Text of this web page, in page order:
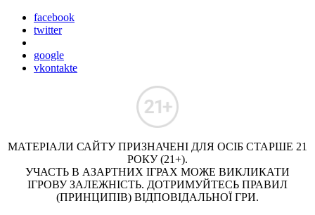
facebook
twitter
google
vkontakte
МАТЕРІАЛИ САЙТУ ПРИЗНАЧЕНІ ДЛЯ ОСІБ СТАРШЕ 21
РОКУ (21+).
УЧАСТЬ В АЗАРТНИХ ІГРАХ МОЖЕ ВИКЛИКАТИ
ІГРОВУ ЗАЛЕЖНІСТЬ. ДОТРИМУЙТЕСЬ ПРАВИЛ
(ПРИНЦИПІВ) ВІДПОВІДАЛЬНОЇ ГРИ.